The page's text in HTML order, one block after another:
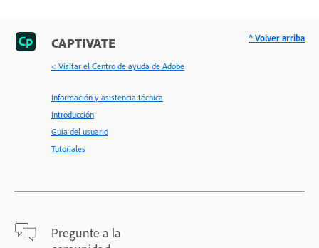
CAPTIVATE
< Visitar el Centro de ayuda de Adobe
Información y asistencia técnica
Introducción
Guía del usuario
Tutoriales
Pregunte a la
^ Volver arriba